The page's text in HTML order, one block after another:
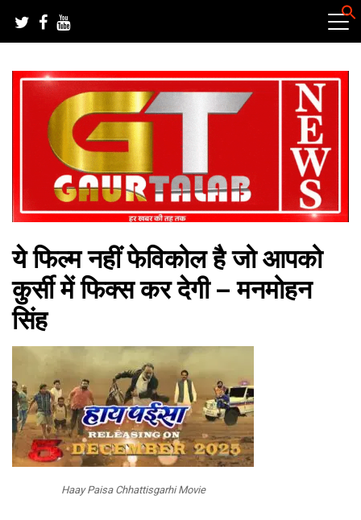
content
गौरतलब न्यूज
ये फिल्म नहीं फेविकोल है जो आपको
कुर्सी में फिक्स कर देगी – मनमोहन
सिंह
Haay Paisa Chhattisgarhi Movie